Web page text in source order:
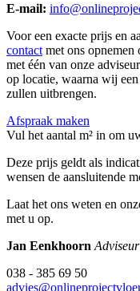
E-mail:
Voor een exacte prijs en
contact met ons opnemen
met één van onze
op locatie, waarna wij
zullen uitbrengen.
Afspraak maken
Vul het aantal m² in om
Deze prijs geldt als
wensen de aansluitende
Laat het ons weten en
met u op.
Jan Eenkhoorn Adviseur
038 - 385 69 50